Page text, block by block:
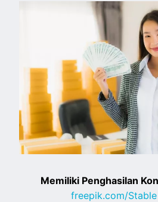
Memiliki Penghasilan
freepik.com/